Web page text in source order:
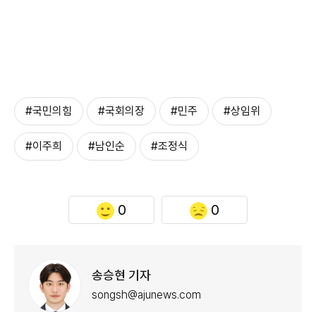
#국민의힘 #국회의장 #민주 #상임위
#이주희 #남인순 #조정식
0 0
송승현 기자
songsh@ajunews.com